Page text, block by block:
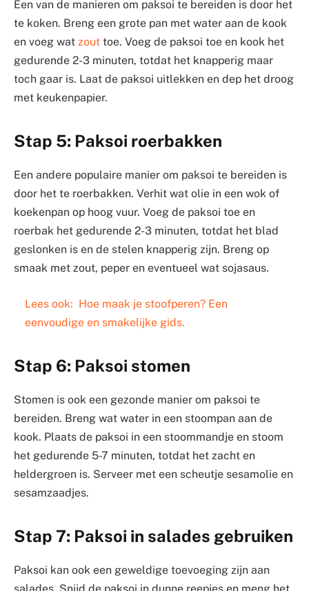
Een van de manieren om paksoi te bereiden is door het
te koken. Breng een grote pan met water aan de kook
en voeg wat zout toe. Voeg de paksoi toe en kook het
gedurende 2-3 minuten, totdat het knapperig maar
toch gaar is. Laat de paksoi uitlekken en dep het droog
met keukenpapier.
Stap 5: Paksoi roerbakken
Een andere populaire manier om paksoi te bereiden is
door het te roerbakken. Verhit wat olie in een wok of
koekenpan op hoog vuur. Voeg de paksoi toe en
roerbak het gedurende 2-3 minuten, totdat het blad
geslonken is en de stelen knapperig zijn. Breng op
smaak met zout, peper en eventueel wat sojasaus.
Lees ook: Hoe maak je stoofperen? Een
eenvoudige en smakelijke gids.
Stap 6: Paksoi stomen
Stomen is ook een gezonde manier om paksoi te
bereiden. Breng wat water in een stoompan aan de
kook. Plaats de paksoi in een stoommandje en stoom
het gedurende 5-7 minuten, totdat het zacht en
heldergroen is. Serveer met een scheutje sesamolie en
sesamzaadjes.
Stap 7: Paksoi in salades gebruiken
Paksoi kan ook een geweldige toevoeging zijn aan